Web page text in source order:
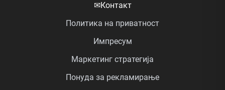
✉Контакт
Политика на приватност
Импресум
Маркетинг стратегија
Понуда за рекламирање